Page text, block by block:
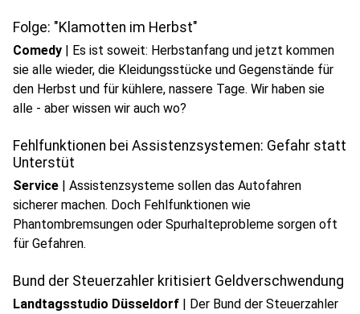
Folge: "Klamotten im Herbst"
Comedy | Es ist soweit: Herbstanfang und jetzt kommen
sie alle wieder, die Kleidungsstücke und Gegenstände für
den Herbst und für kühlere, nassere Tage. Wir haben sie
alle - aber wissen wir auch wo?
Fehlfunktionen bei Assistenzsystemen: Gefahr statt
Unterstüt
Service | Assistenzsysteme sollen das Autofahren
sicherer machen. Doch Fehlfunktionen wie
Phantombremsungen oder Spurhalteprobleme sorgen oft
für Gefahren.
Bund der Steuerzahler kritisiert Geldverschwendung
Landtagsstudio Düsseldorf | Der Bund der Steuerzahler